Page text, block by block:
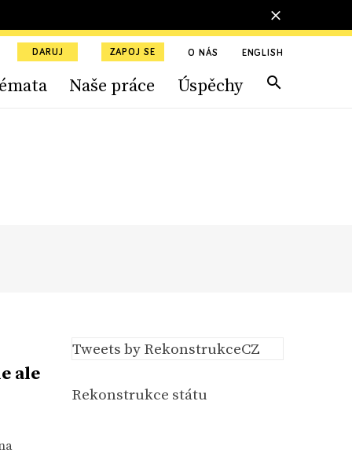
DARUJ ZAPOJ SE O NÁS ENGLISH
Naše práce Úspěchy
ale
Tweets by RekonstrukceCZ
Rekonstrukce státu